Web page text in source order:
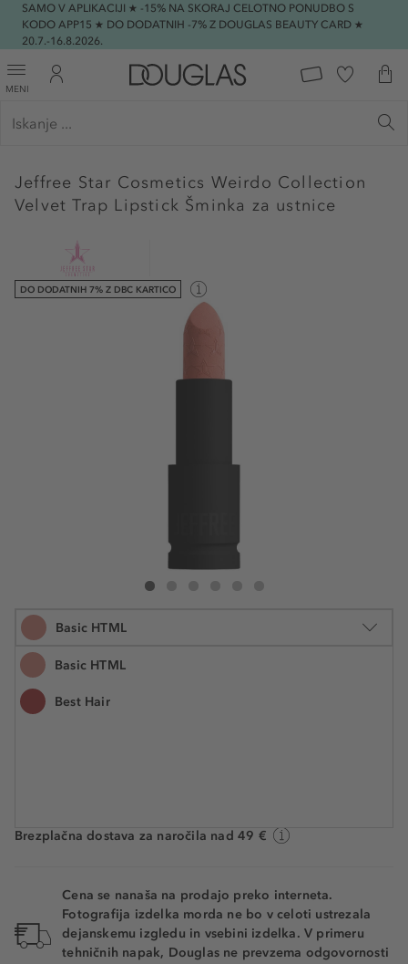
SAMO V APLIKACIJI ★ -15% NA SKORAJ CELOTNO PONUDBO S
KODO APP15 ★ DO DODATNIH -7% Z DOUGLAS BEAUTY CARD ★
20.7.-16.8.2026.
MENI
Jeffree Star Cosmetics Weirdo Collection
Velvet Trap Lipstick Šminka za ustnice
DO DODATNIH 7% Z DBC KARTICO
Jeffree Star Cosmetics Weirdo Collection Velvet Trap Lipstick
Basic HTML
Basic HTML
Best Hair
Brezplačna dostava za naročila nad 49 €
Cena se nanaša na prodajo preko interneta.
Fotografija izdelka morda ne bo v celoti ustrezala
dejanskemu izgledu in vsebini izdelka. V primeru
tehničnih napak, Douglas ne prevzema odgovornosti